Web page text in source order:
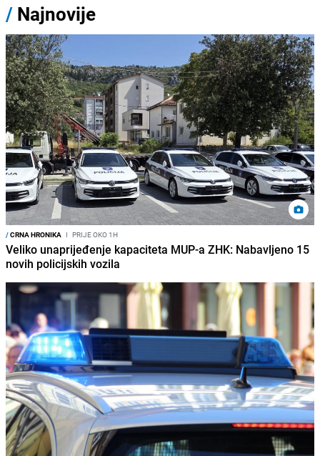
/ Najnovije
/CRNA HRONIKA I PRIJE OKO 1H
Veliko unaprijeđenje kapaciteta MUP-a ZHK: Nabavljeno 15
novih policijskih vozila